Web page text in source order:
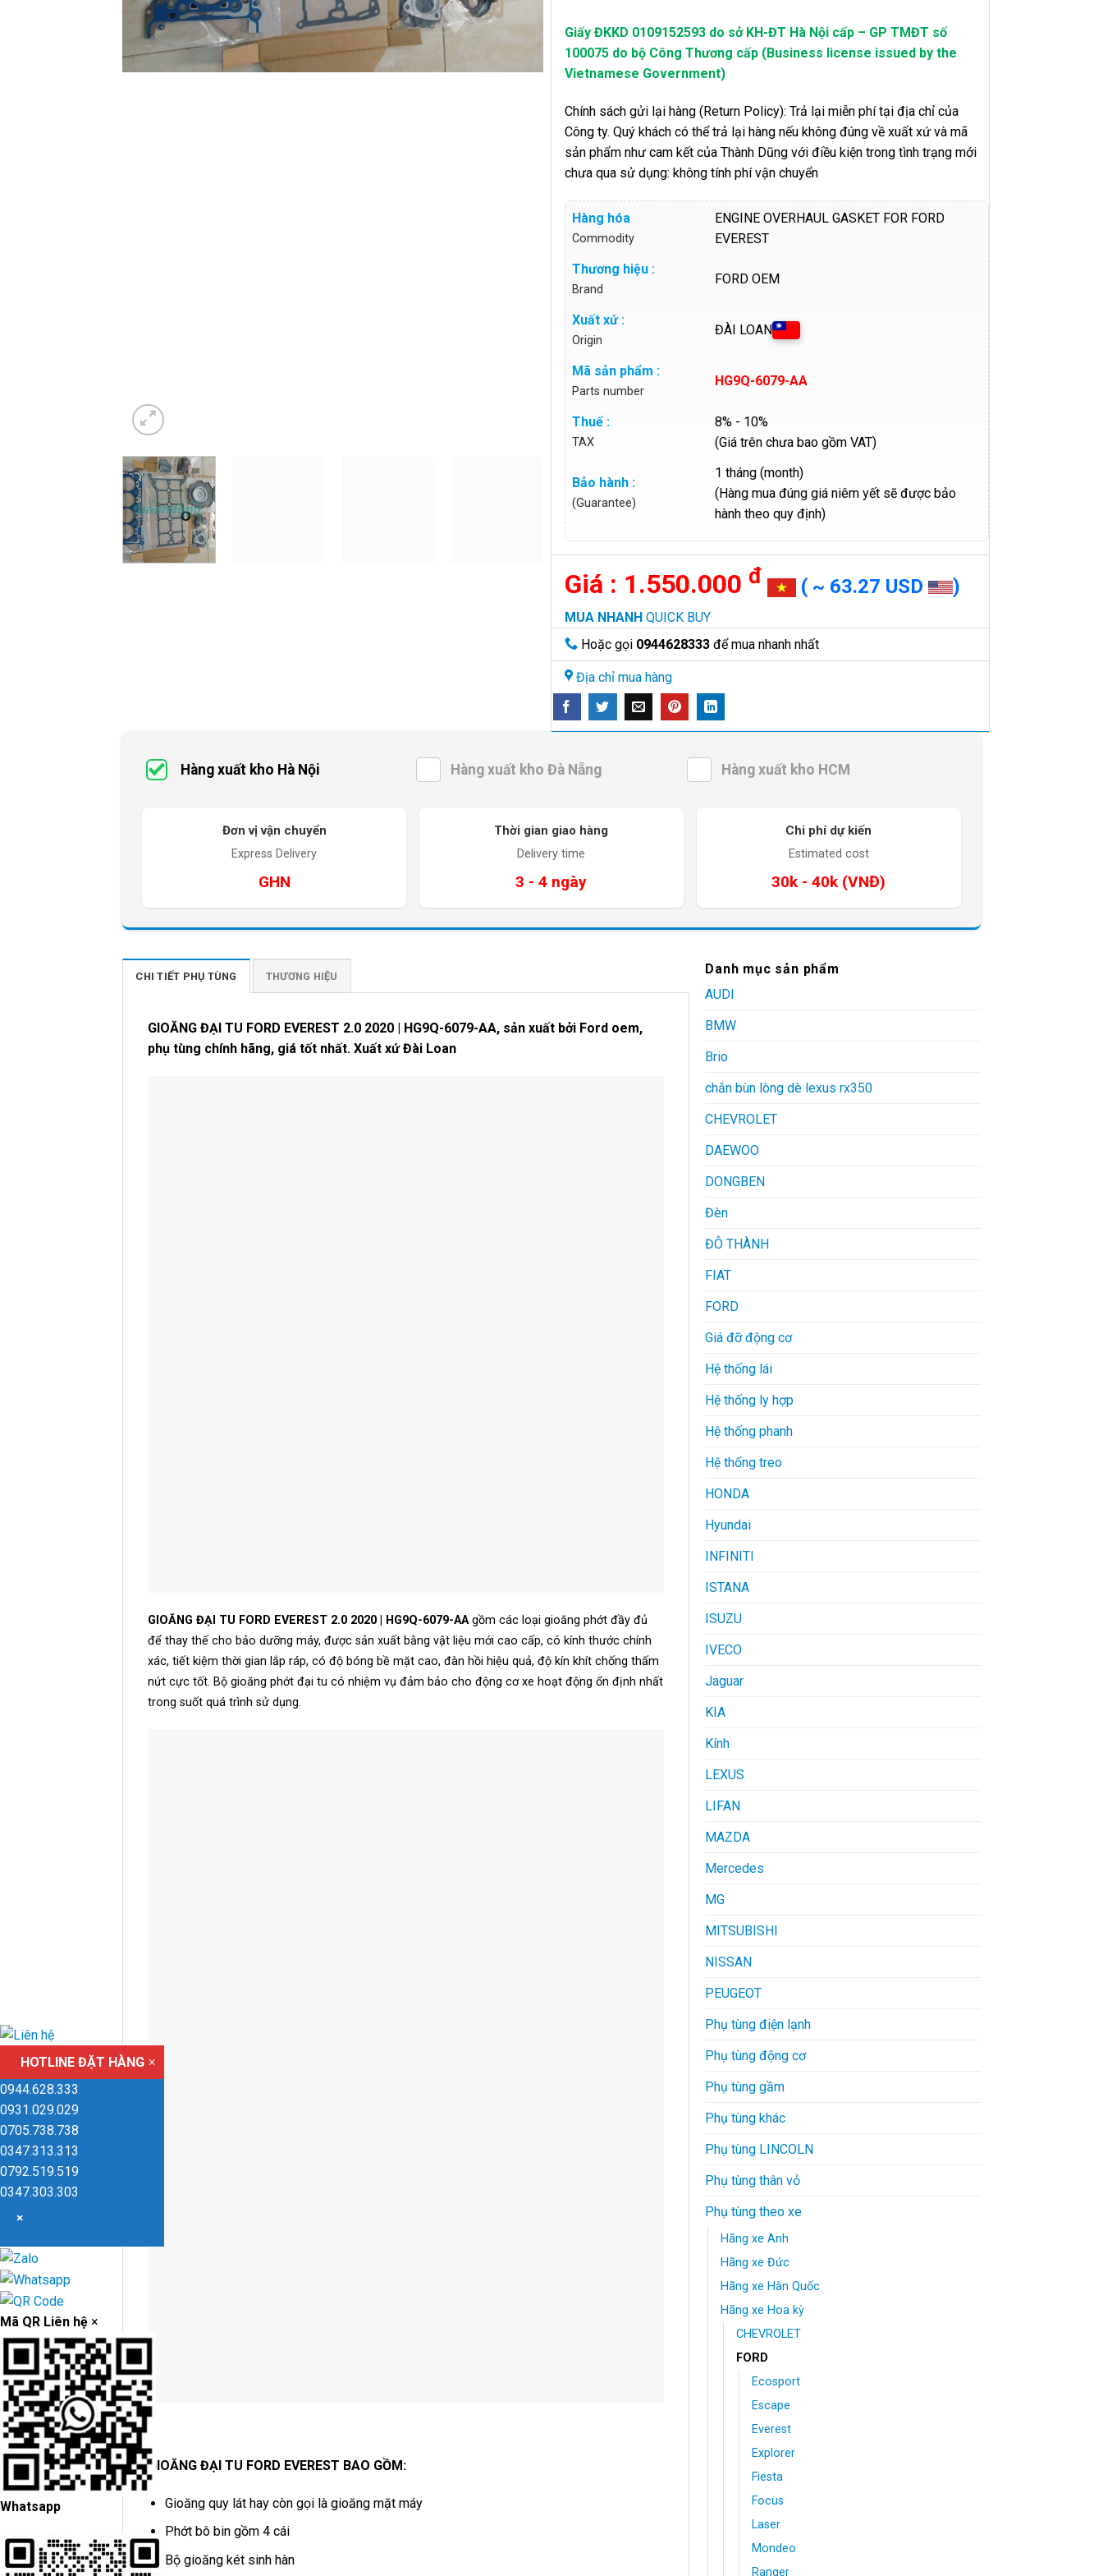
Giấy ĐKKD 0109152593 do sở KH-ĐT Hà Nội cấp – GP TMĐT số
100075 do bộ Công Thương cấp (Business license issued by the
Vietnamese Government)
Chính sách gửi lại hàng (Return Policy): Trả lại miễn phí tại địa chỉ của
Công ty. Quý khách có thể trả lại hàng nếu không đúng về xuất xứ và mã
sản phẩm như cam kết của Thành Dũng với điều kiện trong tình trạng mới
chưa qua sử dụng: không tính phí vận chuyển
Hàng hóa
Commodity
ENGINE OVERHAUL GASKET FOR FORD
EVEREST
Thương hiệu :
Brand
FORD OEM
Xuất xứ :
Origin
ĐÀI LOAN
Mã sản phẩm :
Parts number
HG9Q-6079-AA
Thuế :
TAX
8% - 10%
(Giá trên chưa bao gồm VAT)
Bảo hành :
(Guarantee)
1 tháng (month)
(Hàng mua đúng giá niêm yết sẽ được bảo
hành theo quy định)
1.550.000 đ ( ~ 63.27 USD )
MUA NHANH QUICK BUY
Hoặc gọi 0944628333 để mua nhanh nhất
Địa chỉ mua hàng
Hàng xuất kho Hà Nội Hàng xuất kho Đà Nẵng Hàng xuất kho HCM
Đơn vị vận chuyển
Express Delivery
GHN
Thời gian giao hàng
Delivery time
3 - 4 ngày
Chi phí dự kiến
Estimated cost
30k - 40k (VNĐ)
CHI TIẾT PHỤ TÙNG THƯƠNG HIỆU
GIOĂNG ĐẠI TU FORD EVEREST 2.0 2020 | HG9Q-6079-AA, sản xuất bởi Ford oem,
phụ tùng chính hãng, giá tốt nhất. Xuất xứ Đài Loan
GIOĂNG ĐẠI TU FORD EVEREST 2.0 2020 | HG9Q-6079-AAgồm các loại gioăng phớt đầy đủ
để thay thế cho bảo dưỡng máy, được sản xuất bằng vật liệu mới cao cấp, có kính thước chính
xác, tiết kiệm thời gian lắp ráp, có độ bóng bề mặt cao, đàn hồi hiệu quả, độ kín khít chống thấm
nứt cực tốt. Bộ gioăng phớt đại tu có nhiệm vụ đảm bảo cho động cơ xe hoạt động ổn định nhất
trong suốt quá trình sử dụng.
GIOĂNG ĐẠI TU FORD EVEREST BAO GỒM:
Gioăng quy lát hay còn gọi là gioăng mặt máy
Phớt bô bin gồm 4 cái
Bộ gioăng két sinh hàn
Danh mục sản phẩm
AUDI
BMW
Brio
chắn bùn lòng dè lexus rx350
CHEVROLET
DAEWOO
DONGBEN
Đèn
ĐÔ THÀNH
FIAT
FORD
Giá đỡ động cơ
Hệ thống lái
Hệ thống ly hợp
Hệ thống phanh
Hệ thống treo
HONDA
Hyundai
INFINITI
ISTANA
ISUZU
IVECO
Jaguar
KIA
Kính
LEXUS
LIFAN
MAZDA
Mercedes
MG
MITSUBISHI
NISSAN
PEUGEOT
Phụ tùng điện lạnh
Phụ tùng động cơ
Phụ tùng gầm
Phụ tùng khác
Phụ tùng LINCOLN
Phụ tùng thân vỏ
Phụ tùng theo xe
Hãng xe Anh
Hãng xe Đức
Hãng xe Hàn Quốc
Hãng xe Hoa kỳ
CHEVROLET
FORD
Ecosport
Escape
Everest
Explorer
Fiesta
Focus
Laser
Mondeo
Ranger
HOTLINE ĐẶT HÀNG ×
0944.628.333
0931.029.029
0705.738.738
0347.313.313
0792.519.519
0347.303.303
×
Mã QR Liên hệ ×
Whatsapp